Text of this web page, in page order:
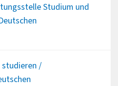
Studium und
studieren /